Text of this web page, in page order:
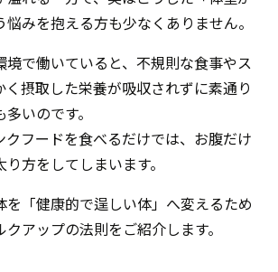
みを抱える方も少なくありません。
境で働いていると、不規則な食事やス
く摂取した栄養が吸収されずに素通り
いのです。
クフードを食べるだけでは、お腹だけ
方をしてしまいます。
を「健康的で逞しい体」へ変えるため
アップの法則をご紹介します。